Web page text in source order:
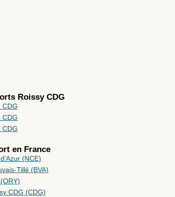
Roissy CDG
CDG
CDG
CDG
en France
(NCE)
Tillé (BVA)
CDG (CDG)